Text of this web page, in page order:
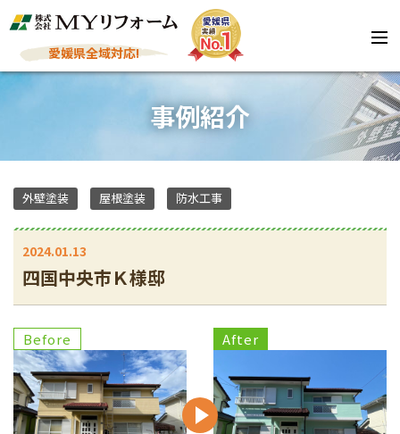
愛媛県全域対応!
事例紹介
外壁塗装 屋根塗装 防水工事
2024.01.13
四国中央市Ｋ様邸